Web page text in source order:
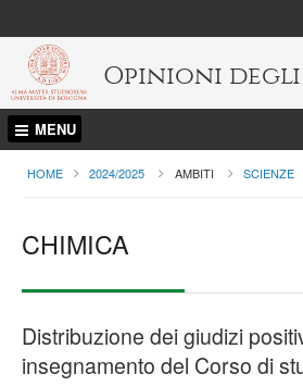
Opinioni
MENU
HOME 2024/2025 AMBITI SCIENZE
CHIMICA
Distribuzione dei giudizi
insegnamento del Corso di